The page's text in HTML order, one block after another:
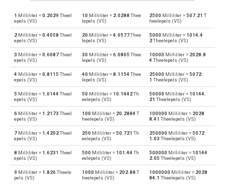
ml Milliliter naar Bushels (UK) bu
bu Bushels (UK) naar Milliliter ml
ml Milliliter naar Bushels (VS) bu
bu Bushels (VS) naar Milliliter ml
ml Milliliter naar Centiliters cl
cl Centiliters naar Milliliter ml
ml Milliliter naar Kubieke centimeter cm³
cm³ Kubieke centimeter naar Milliliter ml
ml Milliliter naar Deciliter dl
1 Milliliter =0.2029 Theel
epels (VS)
10 Milliliter = 2.0288 Thee
lepels (VS)
2500 Milliliter =507.21 T
heelepels (VS)
2 Milliliter =0.4058 Theel
epels (VS)
20 Milliliter =4.0577Thee
lepels (VS)
5000 Milliliter = 1014.4
2Theelepels (VS)
3 Milliliter =0.6087Theel
epels (VS)
30 Milliliter =6.0865 Thee
lepels (VS)
10000 Milliliter = 2028.8
4 Theelepels (VS)
4 Milliliter =0.8115 Theel
epels (VS)
40 Milliliter =8.1154 Thee
lepels (VS)
25000 Milliliter =5072.
1 Theelepels (VS)
5 Milliliter = 1.0144 Theel
epels (VS)
50 Milliliter = 10.1442Th
eelepels (VS)
50000 Milliliter = 10144.
21 Theelepels (VS)
6 Milliliter = 1.2173 Theel
epels (VS)
100 Milliliter = 20.2884 T
heelepels (VS)
100000 Milliliter = 2028
8.41 Theelepels (VS)
7 Milliliter = 1.4202Theel
epels (VS)
250 Milliliter =50.721 Th
eelepels (VS)
250000 Milliliter =5072
1.03 Theelepels (VS)
8 Milliliter = 1.6231 Theel
epels (VS)
500 Milliliter = 101.44 Th
eelepels (VS)
500000 Milliliter = 10144
2.05 Theelepels (VS)
9 Milliliter = 1.826Theele
pels (VS)
1000 Milliliter = 202.88 T
heelepels (VS)
1000000 Milliliter = 2028
84.1 Theelepels (VS)